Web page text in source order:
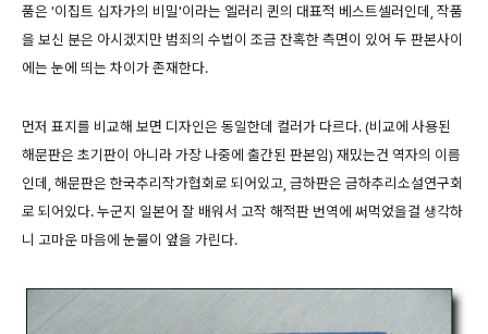
품은 '이집트 십자가의 비밀'이라는 엘러리 퀸의 대표적 베스트셀러인데, 작품
을 보신 분은 아시겠지만 범죄의 수법이 조금 잔혹한 측면이 있어 두 판본사이
에는 눈에 띄는 차이가 존재한다.
먼저 표지를 비교해 보면 디자인은 동일한데 컬러가 다르다. (비교에 사용된
해문판은 초기판이 아니라 가장 나중에 출간된 판본임) 재밌는건 역자의 이름
인데, 해문판은 한국추리작가협회로 되어있고, 금하판은 금하추리소설연구회
로 되어있다. 누군지 일본어 잘 배워서 고작 해적판 번역에 써먹었을걸 생각하
니 고마운 마음에 눈물이 앞을 가린다.